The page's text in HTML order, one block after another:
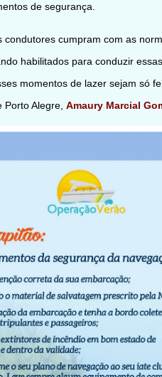
de segurança.
condutores cumpram com as
habilitados para conduzir
momentos de lazer sejam só
Alegre, Amaury Marcial